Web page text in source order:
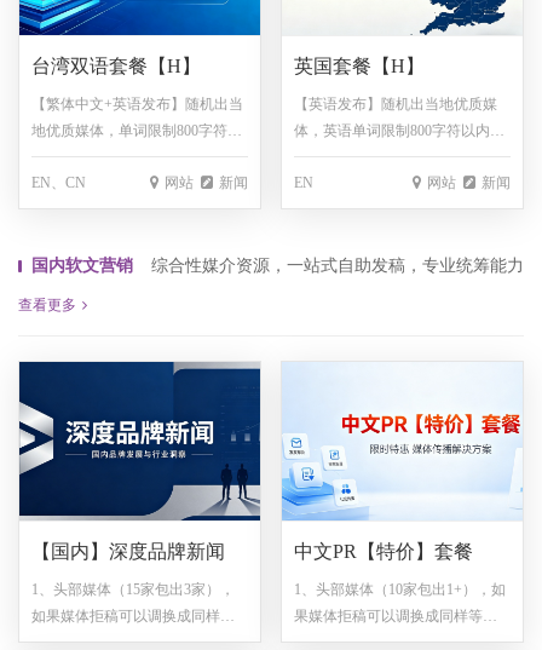
台湾双语套餐【H】
【繁体中文+英语发布】随机出当
地优质媒体，单词限制800字符以
内（每超出100单词，额外收取
200元，不满100单词按100单词
算），图片免费1张，包翻译，保
EN、CN 网站 新闻
英国套餐【H】
【英语发布】随机出当地优质媒
体，英语单词限制800字符以内
（每超出100单词，额外收取200
元，不满100单词按100单词
算），图片免费1张，包翻译，保
EN 网站 新闻
国内软文营销 综合性媒介资源，一站式自助发稿，专业统筹能力
查看更多
【国内】深度品牌新闻
1、头部媒体（15家包出3家），
如果媒体拒稿可以调换成同样等
级的媒体；2、行业媒体（20家包
中文PR【特价】套餐
1、头部媒体（10家包出1+），如
果媒体拒稿可以调换成同样等级
的媒体； 2、行业媒体（15家包出